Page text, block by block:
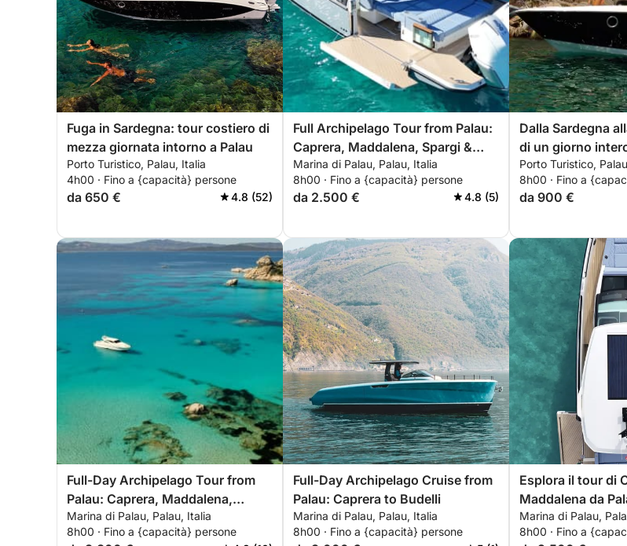
Fuga in Sardegna: tour costiero di
mezza giornata intorno a Palau
Porto Turistico, Palau, Italia
4h00 · Fino a {capacità} persone
da 650 € 4.8 (52)
Full Archipelago Tour from Palau:
Caprera, Maddalena, Spargi &
Budelli
Marina di Palau, Palau, Italia
8h00 · Fino a {capacità} persone
da 2.500 € 4.8 (5)
Dalla Sardegna
di un giorno
e delle isole
Porto Turistico,
8h00 · Fino a
da 900 €
Full-Day Archipelago Tour from
Palau: Caprera, Maddalena,
Spargi & Budelli
Marina di Palau, Palau, Italia
8h00 · Fino a {capacità} persone
Full-Day Archipelago Cruise from
Palau: Caprera to Budelli
Marina di Palau, Palau, Italia
8h00 · Fino a {capacità} persone
Esplora il tour di
Maddalena da
Marina di Palau,
8h00 · Fino a